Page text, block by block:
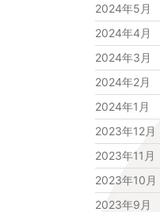
2024年5月
2024年4月
2024年3月
2024年2月
2024年1月
2023年12月
2023年11月
2023年10月
2023年9月